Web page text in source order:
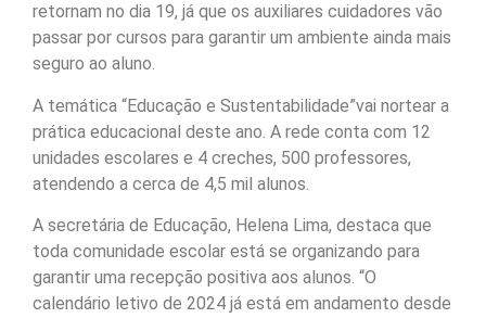
retornam no dia 19, já que os auxiliares cuidadores vão
passar por cursos para garantir um ambiente ainda mais
seguro ao aluno.
A temática “Educação e Sustentabilidade”vai nortear a
prática educacional deste ano. A rede conta com 12
unidades escolares e 4 creches, 500 professores,
atendendo a cerca de 4,5 mil alunos.
A secretária de Educação, Helena Lima, destaca que
toda comunidade escolar está se organizando para
garantir uma recepção positiva aos alunos. “O
calendário letivo de 2024 já está em andamento desde